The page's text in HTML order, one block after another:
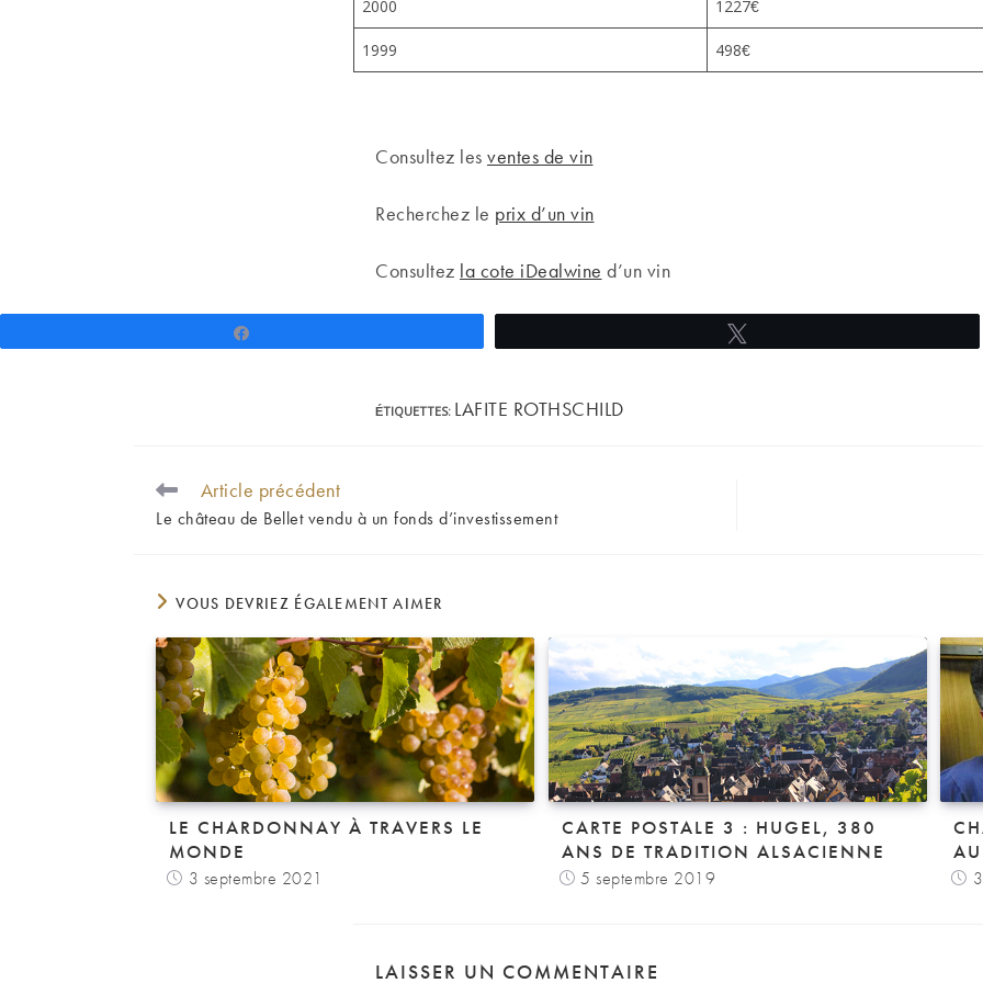
2000 1227€
1999 498€
Consultez les ventes de vin
Recherchez le prix d’un vin
Consultez la cote iDealwine d’un vin
ÉTIQUETTES: LAFITE ROTHSCHILD
READ
MORE
ARTICLES
Article précédent
Le château de Bellet vendu à un fonds d’investissement
VOUS DEVRIEZ ÉGALEMENT AIMER
LE CHARDONNAY À TRAVERS LE
MONDE
3 septembre 2021
CARTE POSTALE 3 : HUGEL, 380
ANS DE TRADITION ALSACIENNE
5 septembre 2019
LAISSER UN COMMENTAIRE